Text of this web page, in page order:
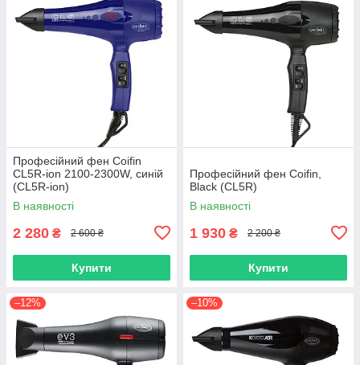
Професійний фен Coifin
CL5R-ion 2100-2300W, синій
(CL5R-ion)
В наявності
2 280 ₴ 2 600 ₴
Купити
Професійний фен Coifin,
Black (CL5R)
В наявності
1 930 ₴ 2 200 ₴
Купити
–12% –10%